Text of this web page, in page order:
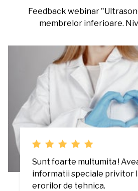
Feedback webinar
membrelor inferioare.
Sunt foarte multumita !
informatii speciale privitor
erorilor de tehnica.